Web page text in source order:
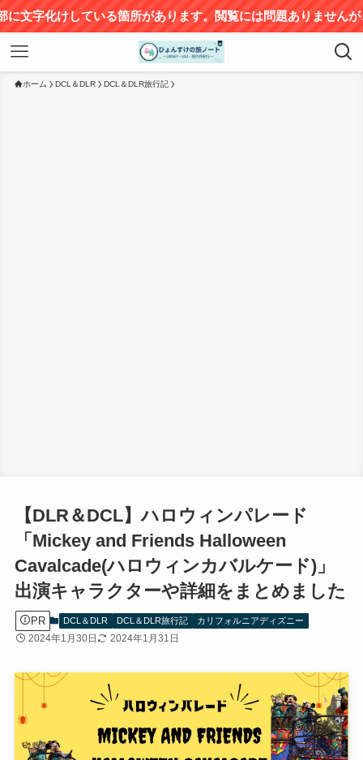
サ
ホーム DCL＆DLR DCL＆DLR旅行記
【DLR＆DCL】ハロウィンパレード
「Mickey and Friends Halloween
Cavalcade(ハロウィンカバルケード)」
出演キャラクターや詳細をまとめました
PR DCL＆DLR DCL＆DLR旅行記 カリフォルニアディズニー
2024年1月30日 2024年1月31日